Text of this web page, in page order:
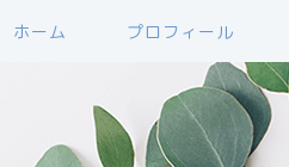
ホーム プロフィール